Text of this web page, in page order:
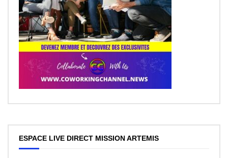
ESPACE LIVE DIRECT MISSION ARTEMIS